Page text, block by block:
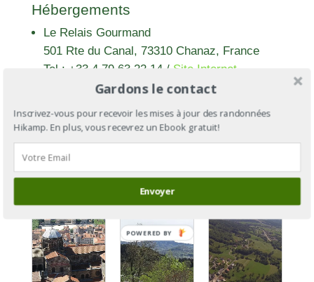
Hébergements
Le Relais Gourmand
501 Rte du Canal, 73310 Chanaz, France
Tel : +33 4 79 63 22 14 / Site Internet
d'hébergements
Gardons le contact
Inscrivez-vous pour recevoir les mises à jour des randonnées
Hikamp. En plus, vous recevrez un Ebook gratuit!
Envoyer
POWERED BY